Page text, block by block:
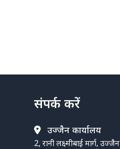
संपर्क करें
उज्जैन कार्यालय
2, रानी लक्ष्मीबाई मार्ग, उज्जैन